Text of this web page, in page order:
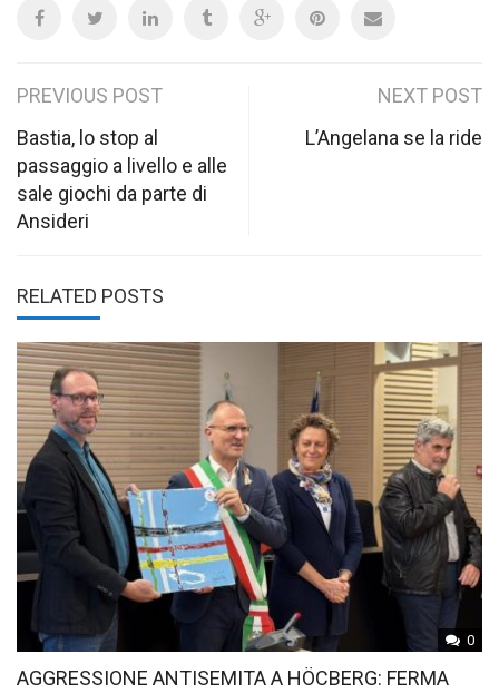
Post
navigation
PREVIOUS POST
Bastia, lo stop al
passaggio a livello e alle
sale giochi da parte di
Ansideri
NEXT POST
L’Angelana se la ride
RELATED POSTS
0
AGGRESSIONE ANTISEMITA A HÖCBERG: FERMA